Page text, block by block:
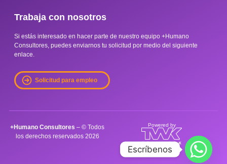
Trabaja con nosotros
Si estás interesado en hacer parte de nuestro equipo +Humano
Consultores, puedes enviarnos tu solicitud por medio del siguiente
enlace.
Solicitud para empleo
+Humano Consultores – © Todos
los derechos reservados 2026
Powered by
Escríbenos